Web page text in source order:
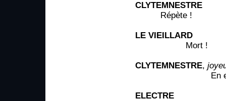
CLYTEMNESTRE
Répète !
LE VIEILLARD
Mort !
CLYTEMNESTRE,
En es-tu
ELECTRE